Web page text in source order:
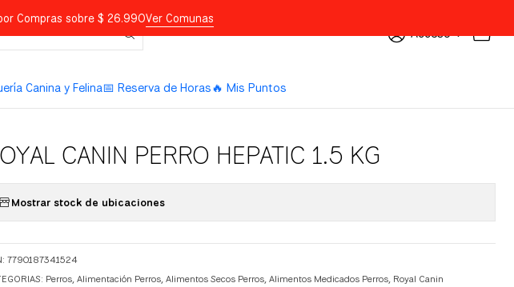
Acceso
Canina y Felina📅 Reserva de Horas🔥 Mis Puntos
Compras sobre $ 26.990Ver Comunas
CANIN PERRO HEPATIC 1.5 KG
Mostrar stock de ubicaciones
7790187341524
Perros,Alimentación Perros,Alimentos Secos Perros,Alimentos Medicados Perros, Royal Canin